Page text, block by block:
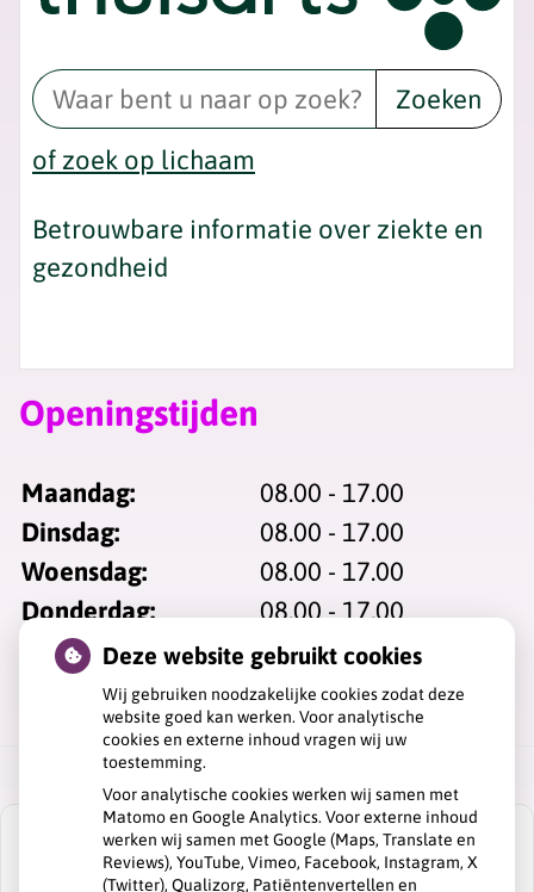
Zoeken
of zoek op lichaam
Betrouwbare informatie over ziekte en
gezondheid
Openingstijden
Maandag:
08.00 - 17.00
Dinsdag:
08.00 - 17.00
Woensdag:
08.00 - 17.00
Donderdag:
08.00 - 17.00
Vrijdag:
08.00 - 17.00
Deze website gebruikt cookies
Wij gebruiken noodzakelijke cookies zodat deze
website goed kan werken. Voor analytische
cookies en externe inhoud vragen wij uw
toestemming.
Voor analytische cookies werken wij samen met
Matomo en Google Analytics. Voor externe inhoud
werken wij samen met Google (Maps, Translate en
Reviews), YouTube, Vimeo, Facebook, Instagram, X
(Twitter), Qualizorg, Patiëntenvertellen en